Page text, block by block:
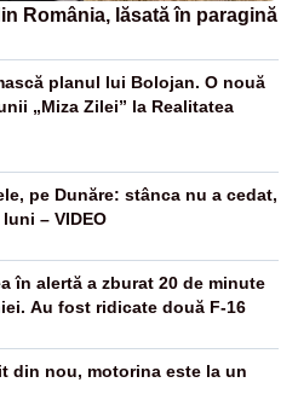
România, lăsată în paragină
planul lui Bolojan. O nouă
„Miza Zilei” la Realitatea
pe Dunăre: stânca nu a cedat,
– VIDEO
în alertă a zburat 20 de minute
Au fost ridicate două F-16
din nou, motorina este la un